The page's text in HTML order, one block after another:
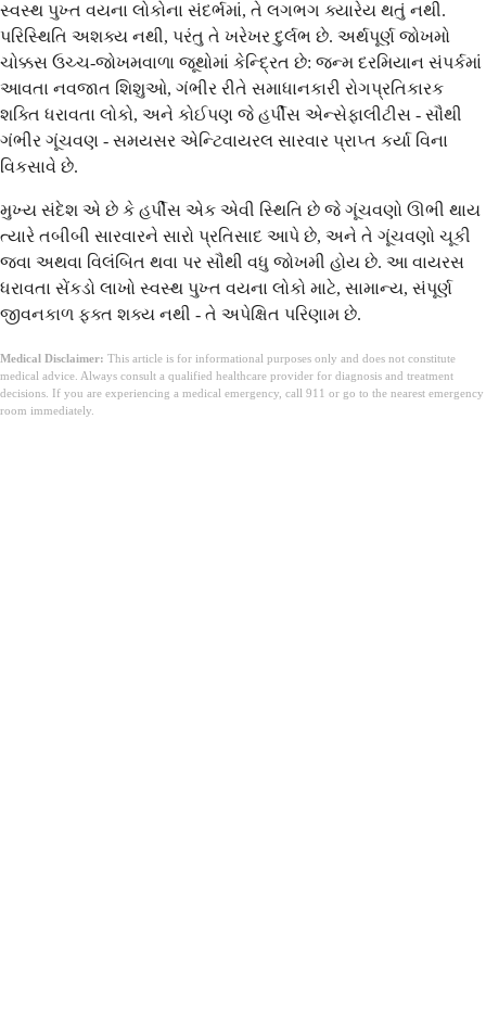
સ્વસ્થ પુખ્ત વયના લોકોના સંદર્ભમાં, તે લગભગ ક્યારેય થતું નથી.
પરિસ્થિતિ અશક્ય નથી, પરંતુ તે ખરેખર દુર્લભ છે. અર્થપૂર્ણ જોખમો
ચોક્કસ ઉચ્ચ-જોખમવાળા જૂથોમાં કેન્દ્રિત છે: જન્મ દરમિયાન સંપર્કમાં
આવતા નવજાત શિશુઓ, ગંભીર રીતે સમાધાનકારી રોગપ્રતિકારક
શક્તિ ધરાવતા લોકો, અને કોઈપણ જે હર્પીસ એન્સેફાલીટીસ - સૌથી
ગંભીર ગૂંચવણ - સમયસર એન્ટિવાયરલ સારવાર પ્રાપ્ત કર્યા વિના
વિકસાવે છે.
મુખ્ય સંદેશ એ છે કે હર્પીસ એક એવી સ્થિતિ છે જે ગૂંચવણો ઊભી થાય
ત્યારે તબીબી સારવારને સારો પ્રતિસાદ આપે છે, અને તે ગૂંચવણો ચૂકી
જવા અથવા વિલંબિત થવા પર સૌથી વધુ જોખમી હોય છે. આ વાયરસ
ધરાવતા સેંકડો લાખો સ્વસ્થ પુખ્ત વયના લોકો માટે, સામાન્ય, સંપૂર્ણ
જીવનકાળ ફક્ત શક્ય નથી - તે અપેક્ષિત પરિણામ છે.
Medical Disclaimer: This article is for informational purposes only and does not constitute
medical advice. Always consult a qualified healthcare provider for diagnosis and treatment
decisions. If you are experiencing a medical emergency, call 911 or go to the nearest emergency
room immediately.